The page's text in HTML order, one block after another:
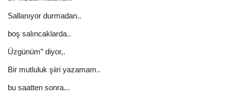
Sallanıyor durmadan..
boş salıncaklarda..
Üzgünüm” diyor,.
Bir mutluluk şiiri yazamam..
bu saatten sonra...